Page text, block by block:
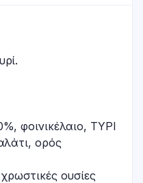
φοινικέλαιο, ΤΥΡΙ
ορός
ουσίες